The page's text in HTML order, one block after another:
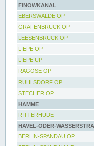
FINOWKANAL
EBERSWALDE OP
GRAFENBRÜCK OP
LEESENBRÜCK OP
LIEPE OP
LIEPE UP
RAGÖSE OP
RUHLSDORF OP
STECHER OP
HAMME
RITTERHUDE
HAVEL-ODER-
BERLIN-SPANDAU OP